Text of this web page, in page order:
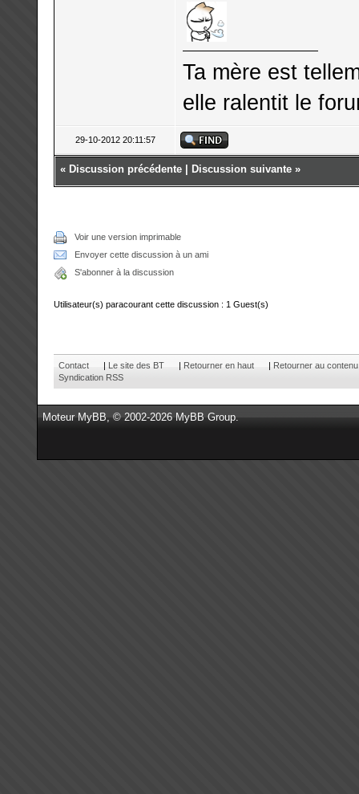
Ta mère est
elle ralentit le
29-10-2012 20:11:57
« Discussion précédente Discussion suivante »
Voir une version imprimable
Envoyer cette discussion à un ami
S'abonner à la discussion
Utilisateur(s) paracourant cette discussion : 1 Guest(s)
Contact | Le site des BT | Retourner en haut | Retourner au contenu
Syndication RSS
MoteurMyBB, © 2002-2026MyBB Group.